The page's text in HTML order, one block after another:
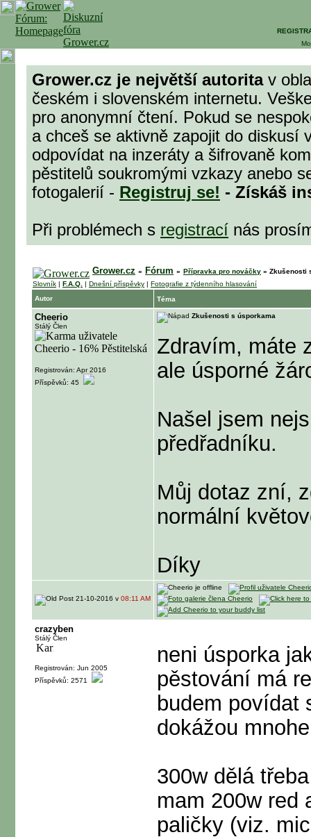
Grower.cz je největší autoritav
českém i slovenském internetu.
pro anonymní čtení. Pokud se
a chceš se aktivně zapojit do diskusí
odpovídat na inzeráty a šifrovaně
pěstitelů soukromými vzkazy anebo
fotogalerií - Registruj se! - Získáš
Při problémech s registrací nás
Grower.cz » Fórum » Přípravka pro nováčky » Zkušenosti
Slovník | F.A.Q. | Dnešní příspěvky | Fotografie z týdenního hlasování
Autor
Téma
Cheerio
Stálý Člen
Registrován: Apr 2016
Příspěvků: 45
Zkušenosti s úsporkama
Zdravím, máte
ale úsporné
Našel jsem
předřadníku.
Můj dotaz zní,
normální
Díky
21-10-2016 v 08:11 AM
crazyben
Stálý Člen
Registrován: Jun 2005
Příspěvků: 2571
neni úsporka
pěstování má
budem povídat
dokážou
300w dělá
mam 200w red
paličky (viz.